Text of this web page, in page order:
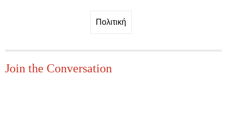
Πολιτική
Join the Conversation